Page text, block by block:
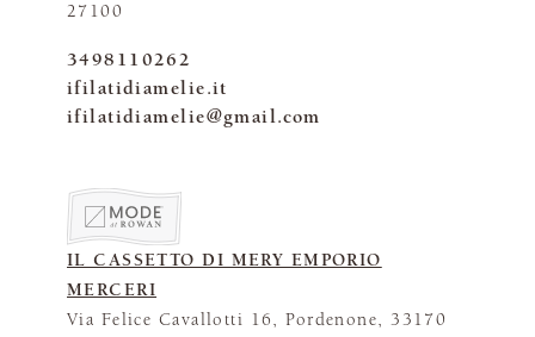
27100
3498110262
ifilatidiamelie.it
ifilatidiamelie@gmail.com
IL CASSETTO DI MERY EMPORIO
MERCERI
Via Felice Cavallotti 16, Pordenone, 33170